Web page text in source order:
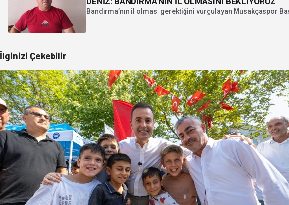
Bandırma’nın il olması gerektiğini vurgulayan Musakçaspor
İlginizi Çekebilir